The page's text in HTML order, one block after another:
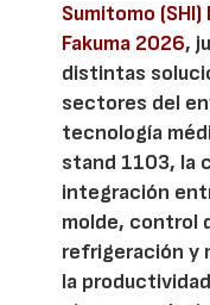
Sumitomo (SHI)
Fakuma 2026,
distintas
sectores del
tecnología
stand 1103, la
integración
molde, control
refrigeración y
la